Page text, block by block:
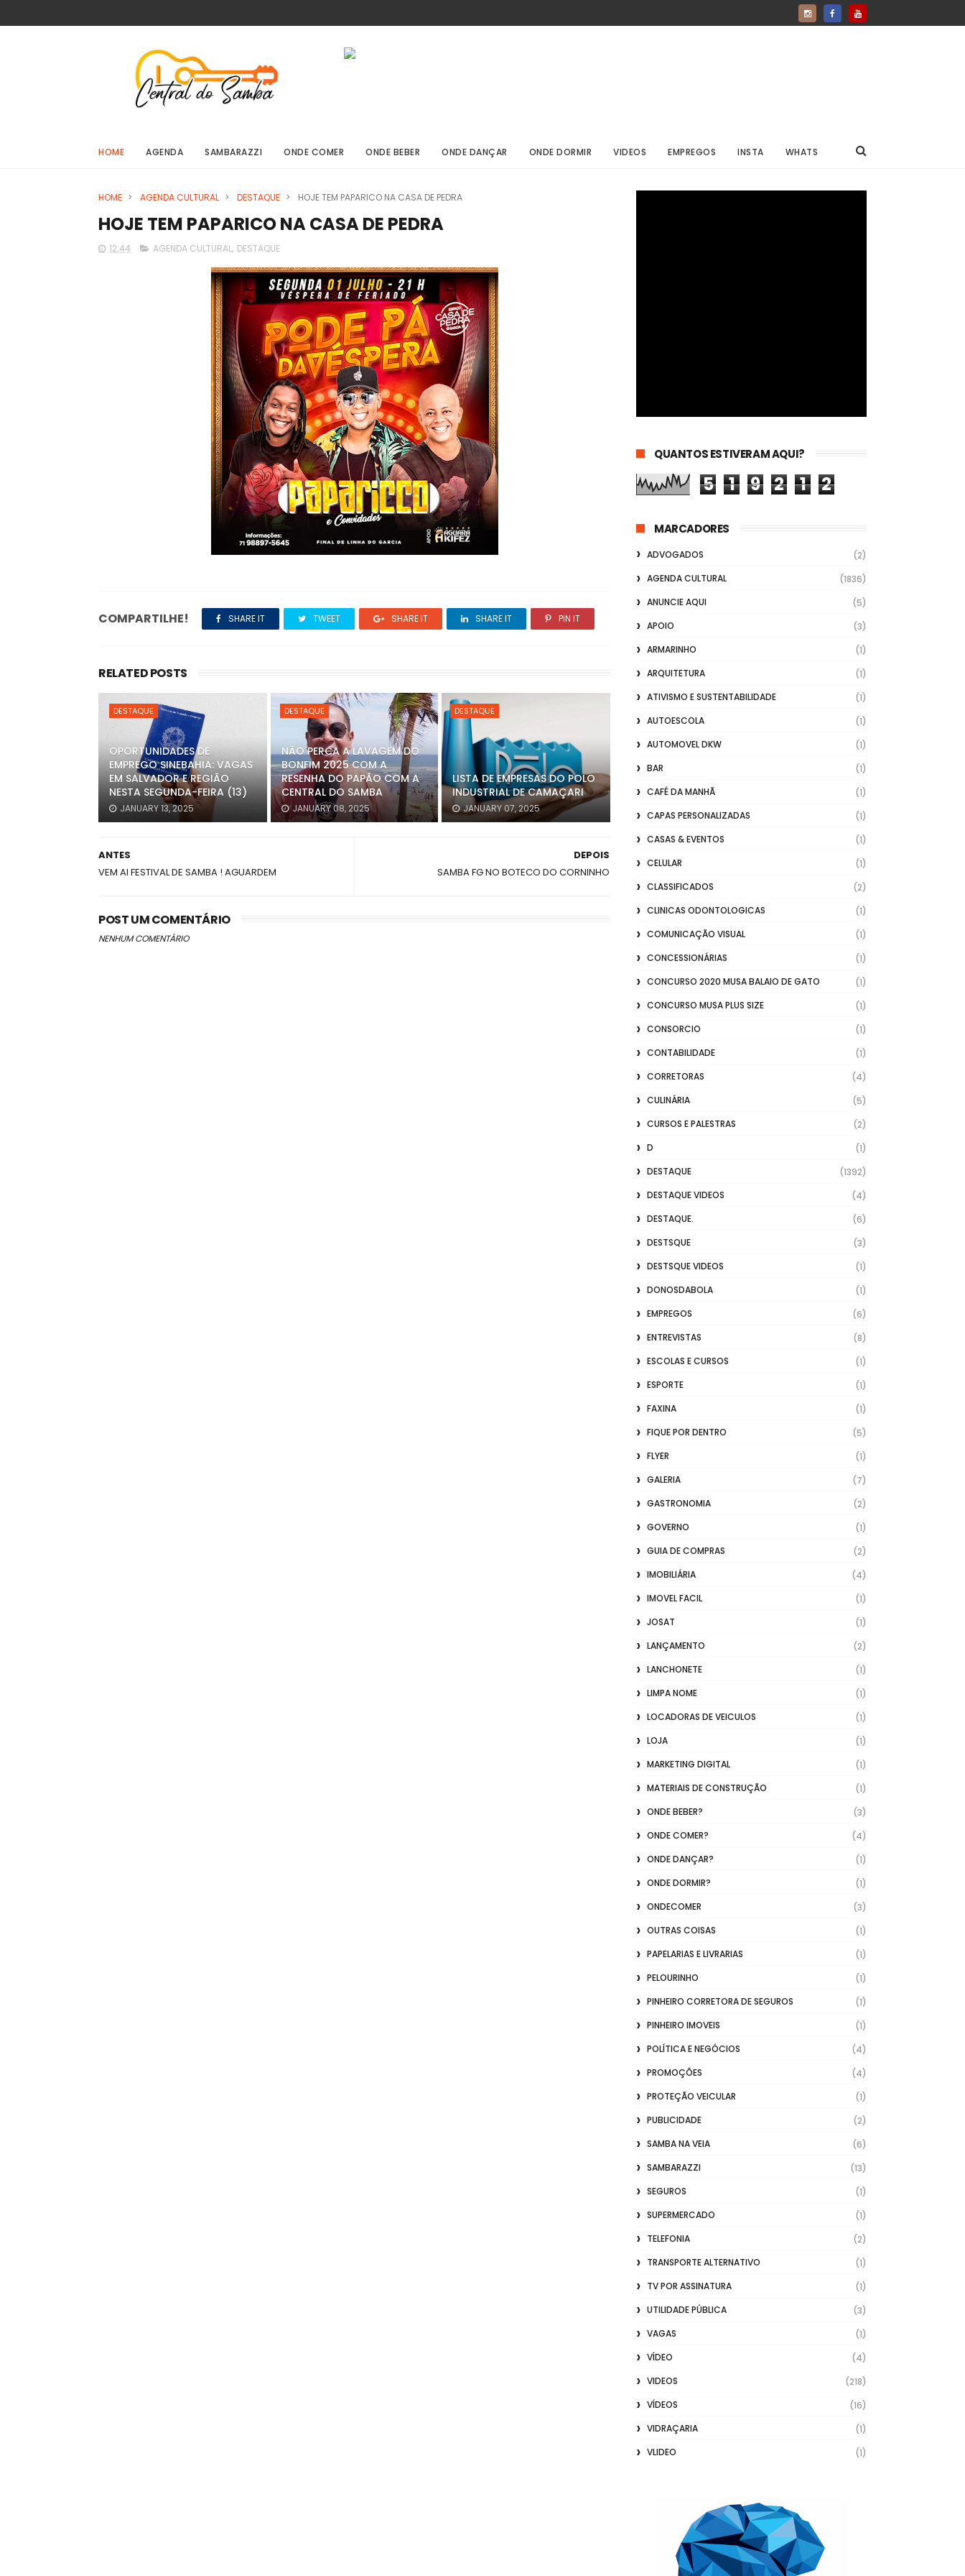
HOME AGENDA SAMBARAZZI ONDE COMER ONDE BEBER ONDE DANÇAR ONDE DORMIR VIDEOS EMPREGOS INSTA WHATS
HOME > AGENDA CULTURAL > DESTAQUE > HOJE TEM PAPARICO NA CASA DE PEDRA
HOJE TEM PAPARICO NA CASA DE PEDRA
12:44 AGENDA CULTURAL, DESTAQUE
COMPARTILHE! SHARE IT TWEET SHARE IT SHARE IT PIN IT
RELATED POSTS
DESTAQUE
OPORTUNIDADES DE
EMPREGO SINEBAHIA: VAGAS
EM SALVADOR E REGIÃO
NESTA SEGUNDA-FEIRA (13)
JANUARY 13, 2025
DESTAQUE
NÃO PERCA A LAVAGEM DO
BONFIM 2025 COM A
RESENHA DO PAPÃO COM A
CENTRAL DO SAMBA
JANUARY 08, 2025
DESTAQUE
LISTA DE EMPRESAS DO POLO
INDUSTRIAL DE CAMAÇARI
JANUARY 07, 2025
DEPOIS
SAMBA FG NO BOTECO DO CORNINHO
ANTES
VEM AI FESTIVAL DE SAMBA ! AGUARDEM
POST UM COMENTÁRIO
NENHUM COMENTÁRIO
QUANTOS ESTIVERAM AQUI?
5 1 9 2 1 2
MARCADORES
ADVOGADOS
(2)
AGENDA CULTURAL
(1836)
ANUNCIE AQUI
(5)
APOIO
(3)
ARMARINHO
(1)
ARQUITETURA
(1)
ATIVISMO E SUSTENTABILIDADE
(1)
AUTOESCOLA
(1)
AUTOMOVEL DKW
(1)
BAR
(1)
CAFÉ DA MANHÃ
(1)
CAPAS PERSONALIZADAS
(1)
CASAS & EVENTOS
(1)
CELULAR
(1)
CLASSIFICADOS
(2)
CLINICAS ODONTOLOGICAS
(1)
COMUNICAÇÃO VISUAL
(1)
CONCESSIONÁRIAS
(1)
CONCURSO 2020 MUSA BALAIO DE GATO
(1)
CONCURSO MUSA PLUS SIZE
(1)
CONSORCIO
(1)
CONTABILIDADE
(1)
CORRETORAS
(4)
CULINÁRIA
(5)
CURSOS E PALESTRAS
(2)
D
(1)
DESTAQUE
(1392)
DESTAQUE VIDEOS
(4)
DESTAQUE.
(6)
DESTSQUE
(3)
DESTSQUE VIDEOS
(1)
DONOSDABOLA
(1)
EMPREGOS
(6)
ENTREVISTAS
(8)
ESCOLAS E CURSOS
(1)
ESPORTE
(1)
FAXINA
(1)
FIQUE POR DENTRO
(5)
FLYER
(1)
GALERIA
(7)
GASTRONOMIA
(2)
GOVERNO
(1)
GUIA DE COMPRAS
(2)
IMOBILIÁRIA
(4)
IMOVEL FACIL
(1)
JOSAT
(1)
LANÇAMENTO
(2)
LANCHONETE
(1)
LIMPA NOME
(1)
LOCADORAS DE VEICULOS
(1)
LOJA
(1)
MARKETING DIGITAL
(1)
MATERIAIS DE CONSTRUÇÃO
(1)
ONDE BEBER?
(3)
ONDE COMER?
(4)
ONDE DANÇAR?
(1)
ONDE DORMIR?
(1)
ONDECOMER
(3)
OUTRAS COISAS
(1)
PAPELARIAS E LIVRARIAS
(1)
PELOURINHO
(1)
PINHEIRO CORRETORA DE SEGUROS
(1)
PINHEIRO IMOVEIS
(1)
POLÍTICA E NEGÓCIOS
(4)
PROMOÇÕES
(4)
PROTEÇÃO VEICULAR
(1)
PUBLICIDADE
(2)
SAMBA NA VEIA
(6)
SAMBARAZZI
(13)
SEGUROS
(1)
SUPERMERCADO
(1)
TELEFONIA
(2)
TRANSPORTE ALTERNATIVO
(1)
TV POR ASSINATURA
(1)
UTILIDADE PÚBLICA
(3)
VAGAS
(1)
VÍDEO
(4)
VIDEOS
(218)
VÍDEOS
(16)
VIDRAÇARIA
(1)
VLIDEO
(1)